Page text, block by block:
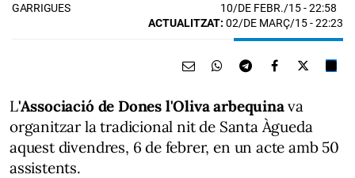
GARRIGUES 10/DE FEBR./15- 22:58
ACTUALITZAT: 02/DE MARÇ/15 - 22:23
L'Associació de Dones l'Oliva arbequinava
organitzar la tradicional nit de Santa Àgueda
aquest divendres, 6 de febrer, en un acte amb 50
assistents.